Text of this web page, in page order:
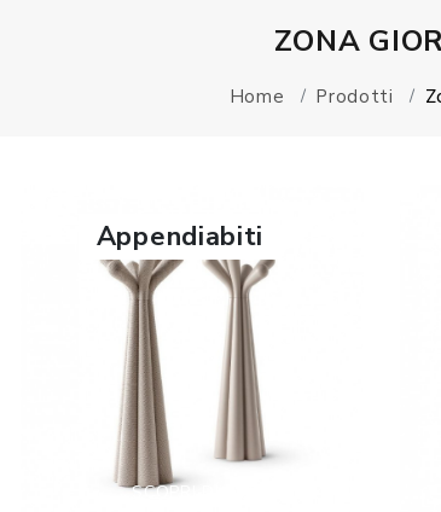
ZONA
Home Prodotti
Appendiabiti
SCOPRI DI PIÙ